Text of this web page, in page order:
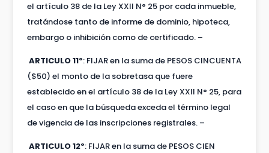
el artículo 38 de la Ley XXII N° 25 por cada inmueble,
tratándose tanto de informe de dominio, hipoteca,
embargo o inhibición como de certificado. –
ARTICULO 11º: FIJAR en la suma de PESOS CINCUENTA
($50) el monto de la sobretasa que fuere
establecido en el artículo 38 de la Ley XXII N° 25, para
el caso en que la búsqueda exceda el término legal
de vigencia de las inscripciones registrales. –
ARTICULO 12º: FIJAR en la suma de PESOS CIEN